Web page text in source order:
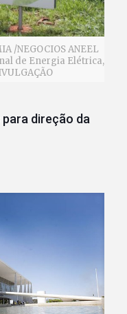
/NEGOCIOS ANEEL
de Energia Elétrica,
direção da